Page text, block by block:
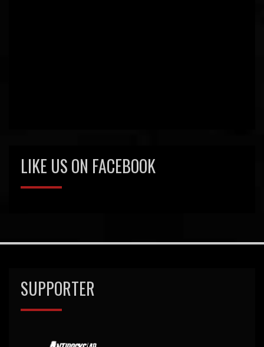
LIKE US ON FACEBOOK
SUPPORTER